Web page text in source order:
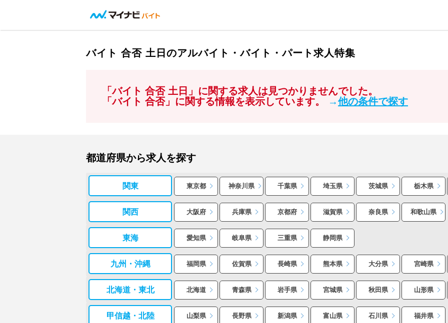
バイト 合否 土日のアルバイト・バイト・パート求人特集
「バイト 合否 土日」に関する求人は見つかりませんでした。
「バイト 合否」に関する情報を表示しています。
→他の条件で探す
都道府県から求人を探す
関東 東京都 神奈川県 千葉県 埼玉県 茨城県 栃木県
関西 大阪府 兵庫県 京都府 滋賀県 奈良県 和歌山県
東海 愛知県 岐阜県 三重県 静岡県
九州・沖縄 福岡県 佐賀県 長崎県 熊本県 大分県 宮崎県
北海道・東北 北海道 青森県 岩手県 宮城県 秋田県 山形県
甲信越・北陸 山梨県 長野県 新潟県 富山県 石川県 福井県